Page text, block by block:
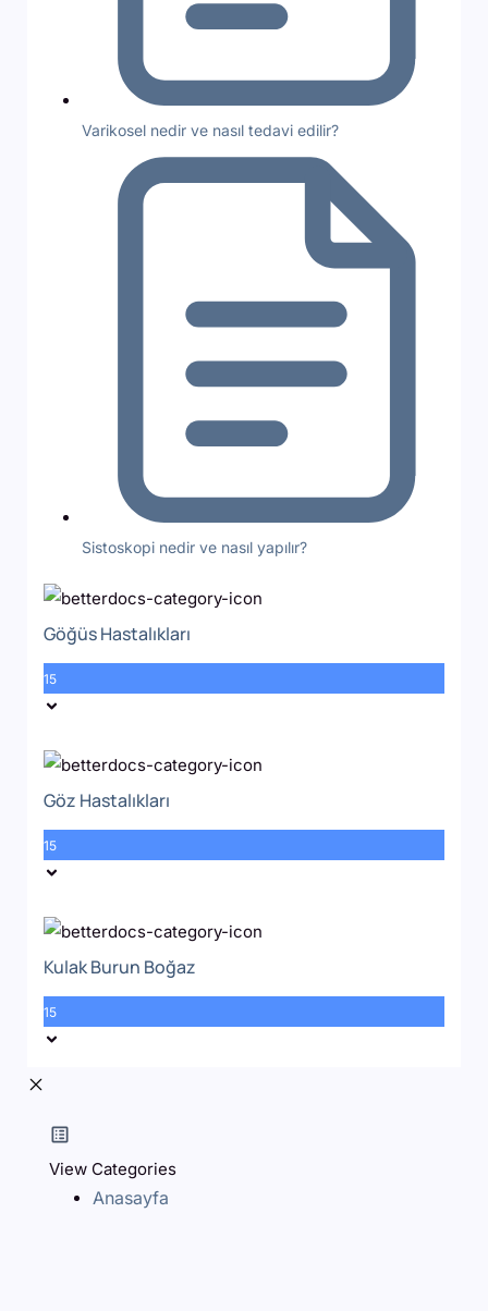
Varikosel nedir ve nasıl tedavi edilir?
Sistoskopi nedir ve nasıl yapılır?
Göğüs Hastalıkları
15
Göz Hastalıkları
15
Kulak Burun Boğaz
15
View Categories
Anasayfa